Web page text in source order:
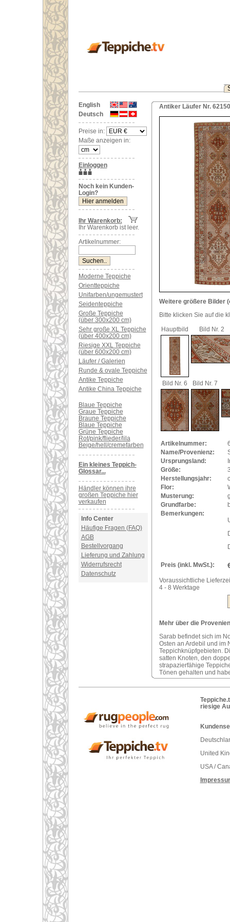
English
Deutsch
Preise in:
Maße anzeigen in:
Einloggen
Noch kein Kunden-
Login?
Ihr Warenkorb:
Ihr Warenkorb ist leer.
Artikelnummer:
Moderne Teppiche
Orientteppiche
Unifarben/ungemustert
Seidenteppiche
Große Teppiche
(über 300x200 cm)
Sehr große XL Teppiche
(über 400x200 cm)
Riesige XXL Teppiche
(über 600x200 cm)
Läufer / Galerien
Runde & ovale Teppiche
Antike Teppiche
Antike China Teppiche
Blaue Teppiche
Graue Teppiche
Braune Teppiche
Blaue Teppiche
Grüne Teppiche
Rot/pink/flieder/lila
Beige/hell/cremefarben
Ein kleines Teppich-
Glossar...
Händler können ihre
großen Teppiche hier
verkaufen
Info Center
Häufige Fragen (FAQ)
AGB
Bestellvorgang
Lieferung und Zahlung
Widerrufsrecht
Datenschutz
Antiker Läufer Nr.
Weitere größere Bilder
Bitte klicken Sie auf die
Hauptbild
Bild Nr. 2
Bild Nr. 6 Bild Nr. 7
Artikelnummer:
Name/Provenienz:
Ursprungsland:
Größe:
Herstellungsjahr:
Flor:
Musterung:
Grundfarbe:
Bemerkungen:
Preis (inkl. MwSt.):
Voraussichtliche
4 - 8 Werktage
Mehr über die
Sarab befindet sich im
Osten an Ardebil und im
Teppichknüpfgebieten.
satten Knoten, den
strapazierfähige
Tönen gehalten und
riesige
United
USA /